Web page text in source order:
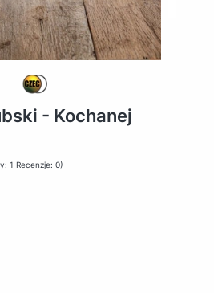
- Kochanej
1 Recenzje: 0)